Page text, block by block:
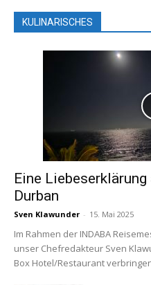
KULINARISCHES
Eine
Durban
Sven Klawunder - 15. Mai 2025
Im Rahmen der INDABA
unser Chefredakteur Sven
Box Hotel/Restaurant